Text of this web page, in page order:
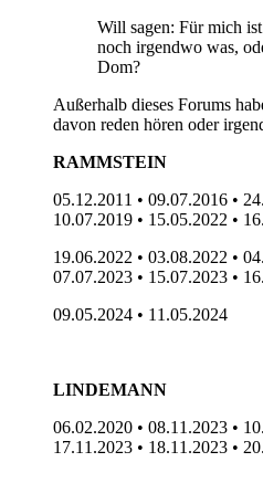
Will sagen: Für mich
noch irgendwo was,
Dom?
Außerhalb dieses Forums
davon reden hören oder
RAMMSTEIN
05.12.2011 • 09.07.2016 •
10.07.2019 • 15.05.2022 •
19.06.2022 • 03.08.2022 •
07.07.2023 • 15.07.2023 •
09.05.2024 • 11.05.2024
LINDEMANN
06.02.2020 • 08.11.2023 •
17.11.2023 • 18.11.2023 •